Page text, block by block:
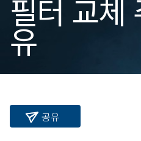
필터 교체
유
공유